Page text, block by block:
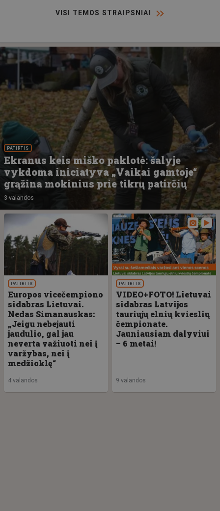
VISI TEMOS STRAIPSNIAI
PATIRTIS
Ekranus keis miško paklotė: šalyje
vykdoma iniciatyva „Vaikai gamtoje“
grąžina mokinius prie tikrų patirčių
3 valandos
PATIRTIS
Europos vicečempiono
sidabras Lietuvai.
Nedas Simanauskas:
„Jeigu nebejauti
jaudulio, gal jau
neverta važiuoti nei į
varžybas, nei į
medžioklę“
4 valandos
PATIRTIS
VIDEO+FOTO! Lietuvai
sidabras Latvijos
tauriųjų elnių kvieslių
čempionate.
Jauniausiam dalyviui
– 6 metai!
9 valandos